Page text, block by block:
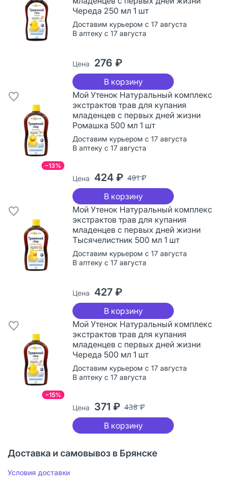
Череда 250 мл 1 шт
Доставим курьером с 17 августа
В аптеку с 17 августа
Цена 276 ₽
В корзину
−13%
Мой Утенок Натуральный комплекс
экстрактов трав для купания
младенцев с первых дней жизни
Ромашка 500 мл 1 шт
Доставим курьером с 17 августа
В аптеку с 17 августа
Цена 424 ₽ 491 ₽
В корзину
Мой Утенок Натуральный комплекс
экстрактов трав для купания
младенцев с первых дней жизни
Тысячелистник 500 мл 1 шт
Доставим курьером с 17 августа
В аптеку с 17 августа
Цена 427 ₽
В корзину
−15%
Мой Утенок Натуральный комплекс
экстрактов трав для купания
младенцев с первых дней жизни
Череда 500 мл 1 шт
Доставим курьером с 17 августа
В аптеку с 17 августа
Цена 371 ₽ 438 ₽
В корзину
Доставка и самовывоз в Брянске
Условия доставки